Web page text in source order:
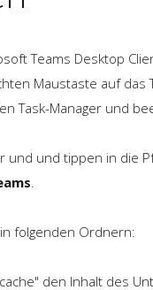
Teams Desktop
Maustaste auf das
Task-Manager und
und und tippen in die
.
folgenden Ordnern:
den Inhalt des